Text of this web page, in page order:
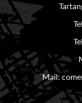
Mail: